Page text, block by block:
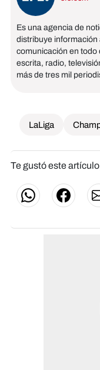
Es una agencia de
distribuye información
comunicación en todo
escrita, radio,
más de tres mil
LaLiga
Te gustó este